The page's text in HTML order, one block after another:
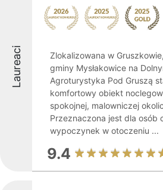
Laureaci
Zlokalizowana w
gminy Mysłakowice na
Agroturystyka Pod Gruszą
komfortowy obiekt
spokojnej, malowniczej
Przeznaczona jest dla osób
wypoczynek w otoczeniu ...
9.4